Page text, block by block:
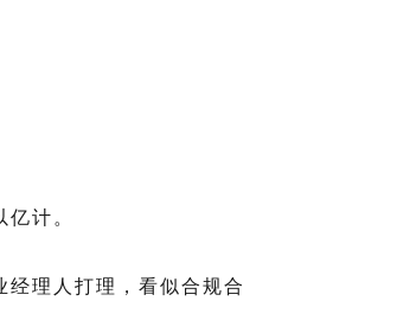
计。
理人打理，看似合规合